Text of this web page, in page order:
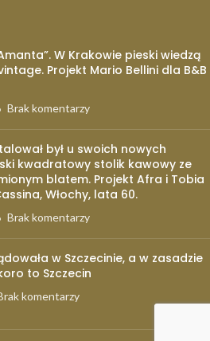
W Krakowie pieski wiedzą
Projekt Mario Bellini dla B&B
Brak komentarzy
był u swoich nowych
kwadratowy stolik kawowy ze
blatem. Projekt Afra i Tobia
Włochy, lata 60.
Brak komentarzy
w Szczecinie, a w zasadzie
to Szczecin
komentarzy